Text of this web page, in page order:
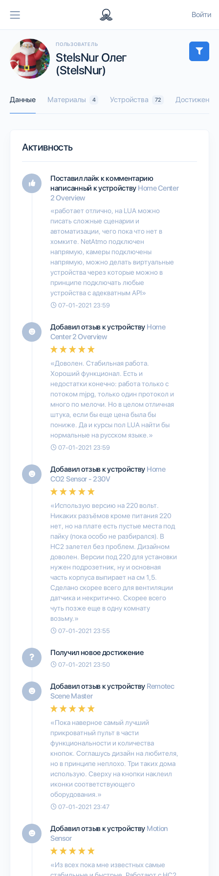
Войти
ПОЛЬЗОВАТЕЛЬ
StelsNur Олег
(StelsNur)
Данные Материалы 4 Устройства 72 Достижения
Активность
Поставил лайк к комментарию
написанный к устройству Home Center
2 Overview
«работает отлично, на LUA можно
писать сложные сценарии и
автоматизации, чего пока что нет в
хомките. NetAtmo подключен
напрямую, камеры подключены
напрямую, можно делать виртуальные
устройства через которые можно в
принципе подключать любые
устройства с адекватным API»
07-01-2021 23:59
Добавил отзыв к устройству Home
Center 2 Overview
«Доволен. Стабильная работа.
Хороший функционал. Есть и
недостатки конечно: работа только с
потоком mjpg, только один протокол и
много по мелочи. Но в целом отличная
штука, если бы еще цена была бы
пониже. Да и курсы пол LUA найти бы
нормальные на русском языке.»
07-01-2021 23:59
Добавил отзыв к устройству Home
CO2 Sensor - 230V
«Использую версию на 220 вольт.
Никаких разъёмов кроме питания 220
нет, но на плате есть пустые места под
пайку (пока особо не разбирался). В
HC2 залетел без проблем. Дизайном
доволен. Версии под 220 для установки
нужен подрозетник, ну и основная
часть корпуса выпирает на см 1,5.
Сделано скорее всего для вентиляции
датчика и некритично. Скорее всего
чуть позже еще в одну комнату
возьму.»
07-01-2021 23:55
Получил новое достижение
07-01-2021 23:50
Добавил отзыв к устройству Remotec
Scene Master
«Пока наверное самый лучший
прикроватный пульт в части
функциональности и количества
кнопок. Соглашусь дизайн на любителя,
но в принципе неплохо. Три таких дома
использую. Сверху на кнопки наклеил
иконки соответствующего
оборудования.»
07-01-2021 23:47
Добавил отзыв к устройству Motion
Sensor
«Из всех пока мне известных самые